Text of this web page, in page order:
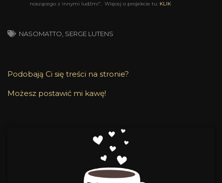
noszącego z innymi ludźmi”. Więcej o projekcie tu: KLIK
NASOMATTO SERGE LUTENS
Podobają Ci się treści na stronie?
Możesz postawić mi kawę!